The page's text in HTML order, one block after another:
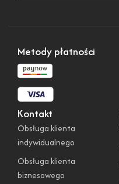
Kontakt
Obsługa klienta
indywidualnego
Obsługa klienta
biznesowego
Metody płatności